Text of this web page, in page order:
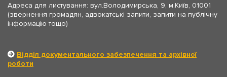
Адреса для листування: вул.Володимирська, 9, м.Київ, 01001
(звернення громадян, адвокатські запити, запити на публічну
інформацію тощо)
Відділ документального забезпечення та архівної
роботи